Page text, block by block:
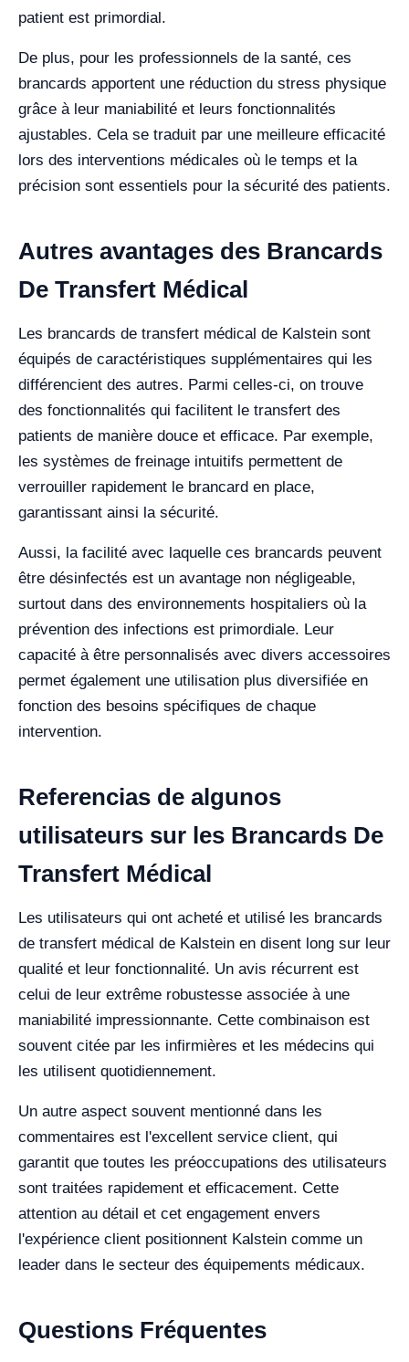
patient est primordial.
De plus, pour les professionnels de la santé, ces
brancards apportent une réduction du stress physique
grâce à leur maniabilité et leurs fonctionnalités
ajustables. Cela se traduit par une meilleure efficacité
lors des interventions médicales où le temps et la
précision sont essentiels pour la sécurité des patients.
Autres avantages des Brancards
De Transfert Médical
Les brancards de transfert médical de Kalstein sont
équipés de caractéristiques supplémentaires qui les
différencient des autres. Parmi celles-ci, on trouve
des fonctionnalités qui facilitent le transfert des
patients de manière douce et efficace. Par exemple,
les systèmes de freinage intuitifs permettent de
verrouiller rapidement le brancard en place,
garantissant ainsi la sécurité.
Aussi, la facilité avec laquelle ces brancards peuvent
être désinfectés est un avantage non négligeable,
surtout dans des environnements hospitaliers où la
prévention des infections est primordiale. Leur
capacité à être personnalisés avec divers accessoires
permet également une utilisation plus diversifiée en
fonction des besoins spécifiques de chaque
intervention.
Referencias de algunos
utilisateurs sur les Brancards De
Transfert Médical
Les utilisateurs qui ont acheté et utilisé les brancards
de transfert médical de Kalstein en disent long sur leur
qualité et leur fonctionnalité. Un avis récurrent est
celui de leur extrême robustesse associée à une
maniabilité impressionnante. Cette combinaison est
souvent citée par les infirmières et les médecins qui
les utilisent quotidiennement.
Un autre aspect souvent mentionné dans les
commentaires est l'excellent service client, qui
garantit que toutes les préoccupations des utilisateurs
sont traitées rapidement et efficacement. Cette
attention au détail et cet engagement envers
l'expérience client positionnent Kalstein comme un
leader dans le secteur des équipements médicaux.
Questions Fréquentes